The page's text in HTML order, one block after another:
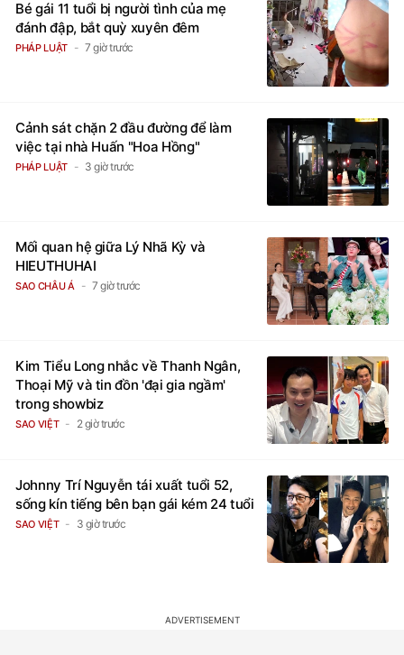
đánh đập, bắt quỳ xuyên đêm
PHÁP LUẬT 7 giờ trước
việc tại nhà Huấn "Hoa Hồng"
PHÁP LUẬT 3 giờ trước
HIEUTHUHAI
SAO CHÂU Á 7 giờ trước
Thoại Mỹ và tin đồn 'đại gia ngầm'
trong showbiz
SAO VIỆT 2 giờ trước
sống kín tiếng bên bạn gái kém 24 tuổi
SAO VIỆT 3 giờ trước